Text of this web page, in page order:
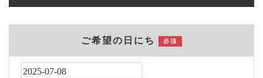
ご希望の日にち 必須